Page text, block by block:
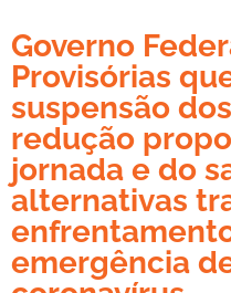
Governo
Provisórias
suspensão
redução
jornada e do
alternativas
emergência